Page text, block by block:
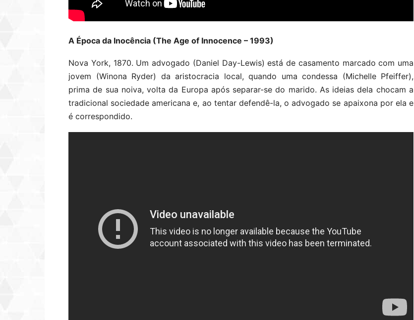
A Época da Inocência (The Age of Innocence – 1993)
Nova York, 1870. Um advogado (Daniel Day-Lewis) está de casamento marcado com uma
jovem (Winona Ryder) da aristocracia local, quando uma condessa (Michelle Pfeiffer),
prima de sua noiva, volta da Europa após separar-se do marido. As ideias dela chocam a
tradicional sociedade americana e, ao tentar defendê-la, o advogado se apaixona por ela e
é correspondido.